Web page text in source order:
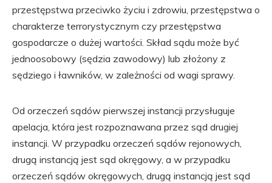
przestępstwa przeciwko życiu i zdrowiu, przestępstwa o
charakterze terrorystycznym czy przestępstwa
gospodarcze o dużej wartości. Skład sądu może być
jednoosobowy (sędzia zawodowy) lub złożony z
sędziego i ławników, w zależności od wagi sprawy.
Od orzeczeń sądów pierwszej instancji przysługuje
apelacja, która jest rozpoznawana przez sąd drugiej
instancji. W przypadku orzeczeń sądów rejonowych,
drugą instancją jest sąd okręgowy, a w przypadku
orzeczeń sądów okręgowych, drugą instancją jest sąd